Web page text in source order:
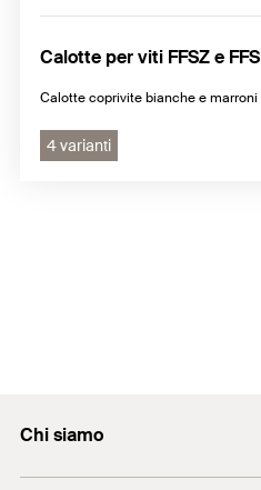
Calotte per viti FFSZ e FFS
Calotte coprivite bianche e marroni
4 varianti
Chi siamo